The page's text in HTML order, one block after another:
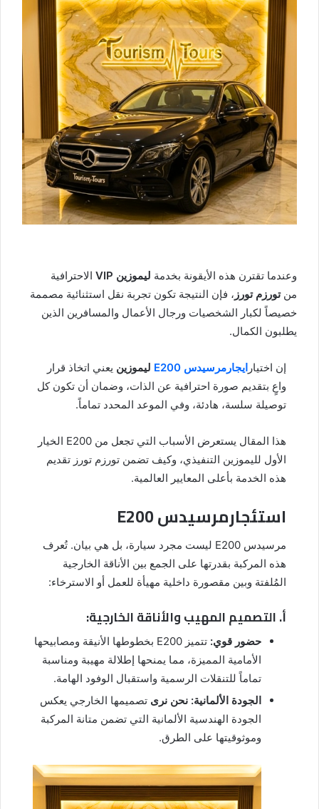
وعندما تقترن هذه الأيقونة بخدمة ليموزين VIP
الاحترافية
منتورزم تورز ، فإن النتيجة تكون تجربة نقل استثنائية مصممة
خصيصاً لكبار الشخصيات ورجال الأعمال والمسافرين الذين
يطلبون الكمال.
إن اختيار ايجار مرسيدس E200 ليموزين يعني اتخاذ قرار
واعٍ بتقديم صورة احترافية عن الذات، وضمان أن تكون كل
توصيلة سلسة، هادئة، وفي الموعد المحدد تماماً.
هذا المقال يستعرض الأسباب التي تجعل من E200 الخيار
الأول لليموزين التنفيذي، وكيف تضمن تورزم تورز تقديم
هذه الخدمة بأعلى المعايير العالمية.
استئجارمرسيدس E200
مرسيدس E200 ليست مجرد سيارة، بل هي بيان. تُعرف
هذه المركبة بقدرتها على الجمع بين الأناقة الخارجية
المُلفتة وبين مقصورة داخلية مهيأة للعمل أو الاسترخاء:
أ. التصميم المهيب والأناقة الخارجية:
حضور قوي:
تتميز E200 بخطوطها الأنيقة ومصابيحها
الأمامية المميزة، مما يمنحها إطلالة مهيبة ومناسبة
تماماً للتنقلات الرسمية واستقبال الوفود الهامة.
الجودة الألمانية: نحن نرى تصميمها الخارجي يعكس
الجودة الهندسية الألمانية التي تضمن متانة المركبة
وموثوقيتها على الطرق.